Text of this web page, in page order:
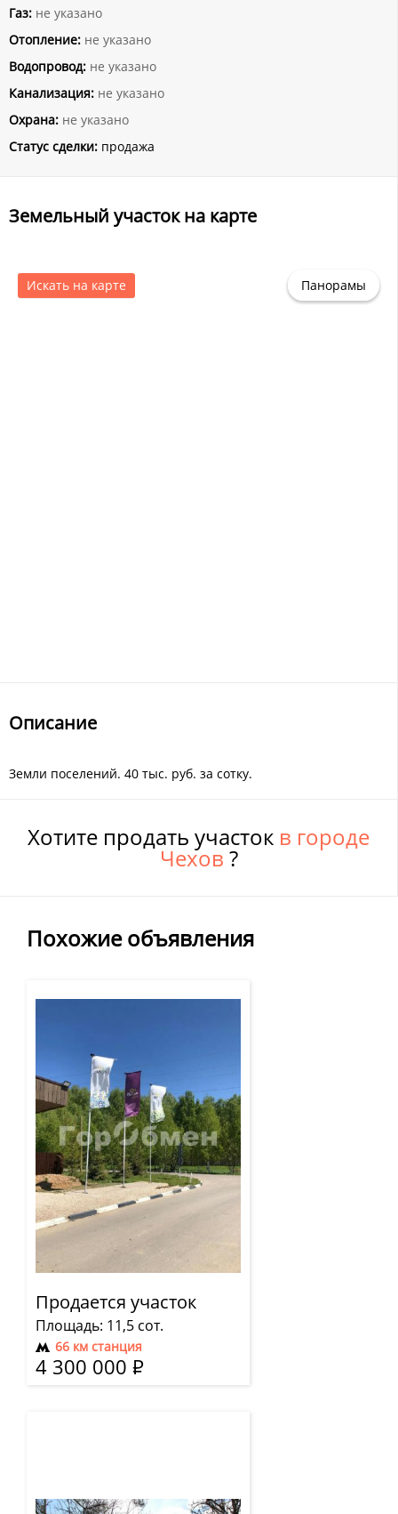
Газ: не указано
Отопление: не указано
Водопровод: не указано
Канализация: не указано
Охрана: не указано
Статус сделки: продажа
Описание
Земли поселений. 40 тыс. руб. за сотку.
Земельный участок на карте
Искать на карте Панорамы
Похожие объявления
Продается участок
Площадь: 11,5 сот.
66 км станция
4 300 000 Р
Хотите продать участок в городе
Чехов ?